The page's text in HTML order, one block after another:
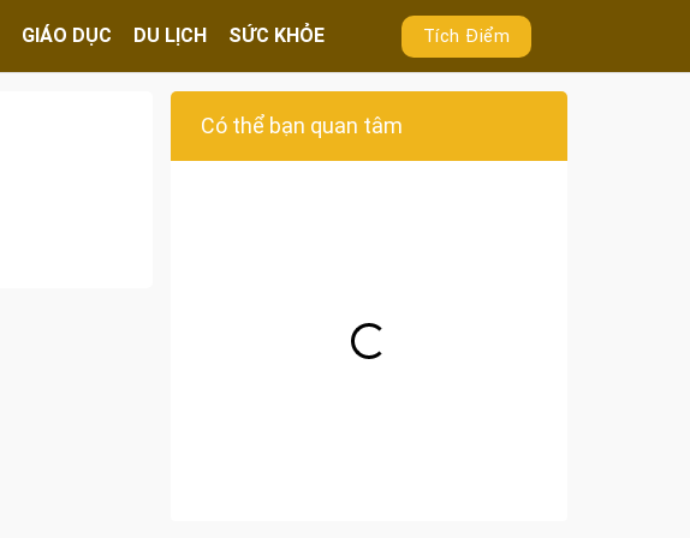
GIÁO DỤC DU LỊCH SỨC KHỎE Tích Điểm
Có thể bạn quan tâm